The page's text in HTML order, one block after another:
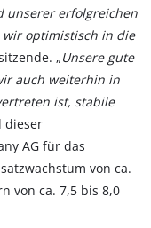
unserer erfolgreichen
wir optimistisch in die
„Unsere gute
auch weiterhin in
ist, stabile
dieser
AG für das
von ca.
von ca. 7,5 bis 8,0